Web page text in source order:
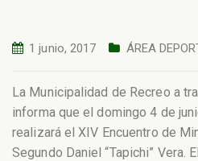
1 junio, 2017 ÁREA
La Municipalidad de Recreo a
informa que el domingo 4 de
realizará el XIV Encuentro de
Segundo Daniel “Tapichi” Vera.